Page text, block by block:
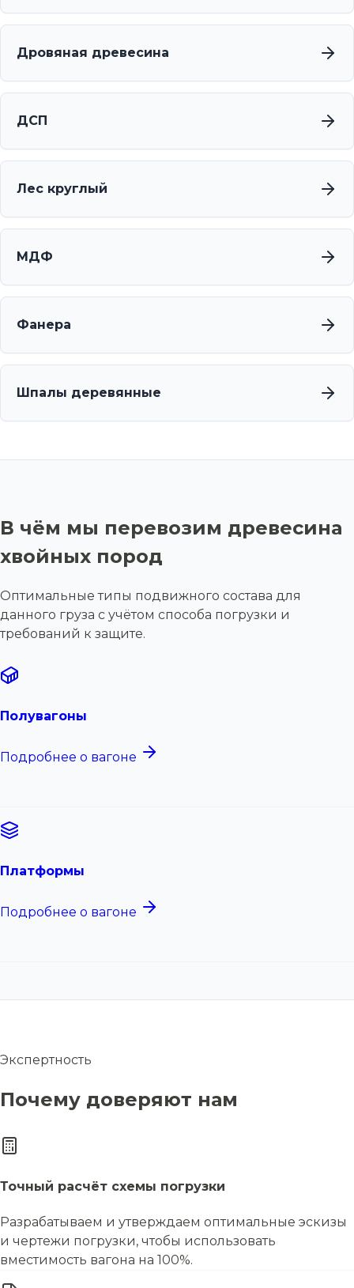
Дровяная древесина
ДСП
Лес круглый
МДФ
Фанера
Шпалы деревянные
В чём мы перевозим древесина
хвойных пород
Оптимальные типы подвижного состава для
данного груза с учётом способа погрузки и
требований к защите.
Полувагоны
Подробнее о вагоне
Платформы
Подробнее о вагоне
Экспертность
Почему доверяют нам
Точный расчёт схемы погрузки
Разрабатываем и утверждаем оптимальные эскизы
и чертежи погрузки, чтобы использовать
вместимость вагона на 100%.